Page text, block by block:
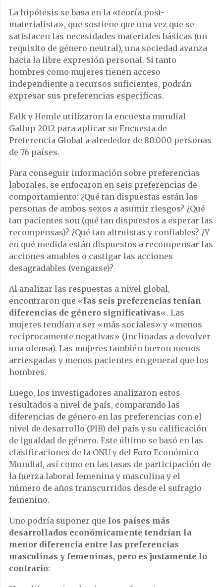
La hipótesis se basa en la «teoría post-
materialista», que sostiene que una vez que se
satisfacen las necesidades materiales básicas (un
requisito de género neutral), una sociedad avanza
hacia la libre expresión personal. Si tanto
hombres como mujeres tienen acceso
independiente a recursos suficientes, podrán
expresar sus preferencias específicas.
Falk y Hemle utilizaron la encuesta mundial
Gallup 2012 para aplicar su Encuesta de
Preferencia Global a alrededor de 80.000 personas
de 76 países.
Para conseguir información sobre preferencias
laborales, se enfocaron en seis preferencias de
comportamiento: ¿Qué tan dispuestas están las
personas de ambos sexos a asumir riesgos? ¿Qué
tan pacientes son (qué tan dispuestos a esperar las
recompensas)? ¿Qué tan altruistas y confiables? ¿Y
en qué medida están dispuestos a recompensar las
acciones amables o castigar las acciones
desagradables (vengarse)?
Al analizar las respuestas a nivel global,
encontraron que «las seis preferencias tenían
diferencias de género significativas«. Las
mujeres tendían a ser «más sociales» y «menos
recíprocamente negativas» (inclinadas a devolver
una ofensa). Las mujeres también fueron menos
arriesgadas y menos pacientes en general que los
hombres.
Luego, los investigadores analizaron estos
resultados a nivel de país, comparando las
diferencias de género en las preferencias con el
nivel de desarrollo (PIB) del país y su calificación
de igualdad de género. Este último se basó en las
clasificaciones de la ONU y del Foro Económico
Mundial, así como en las tasas de participación de
la fuerza laboral femenina y masculina y el
número de años transcurridos desde el sufragio
femenino.
Uno podría suponer que los países más
desarrollados económicamente tendrían la
menor diferencia entre las preferencias
masculinas y femeninas, pero es justamente lo
contrario: